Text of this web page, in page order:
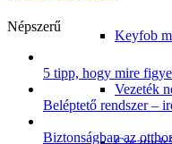
Keyfob
Vezeték
Népszerű
5 tipp, hogy mire
Beléptető rendszer –
Biztonságban az